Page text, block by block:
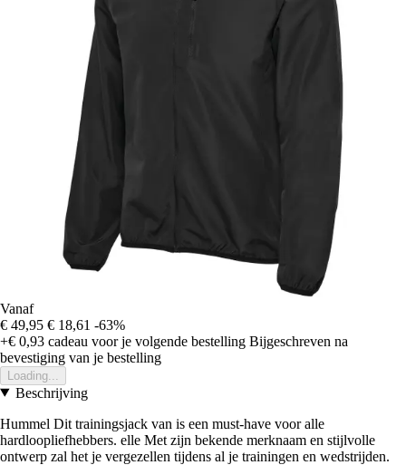
Vanaf
€ 49,95 € 18,61 -63%
+€ 0,93 cadeau voor je volgende bestelling Bijgeschreven na
bevestiging van je bestelling
Loading...
Beschrijving
Hummel Dit trainingsjack van is een must-have voor alle
hardloopliefhebbers. elle Met zijn bekende merknaam en stijlvolle
ontwerp zal het je vergezellen tijdens al je trainingen en wedstrijden.